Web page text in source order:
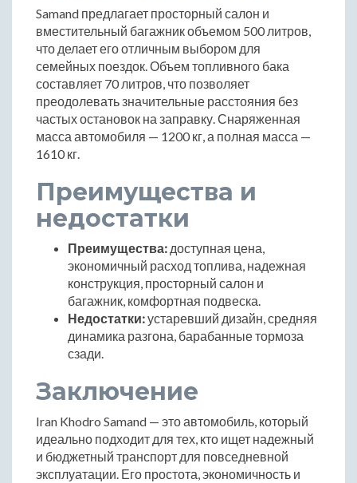
Samand предлагает просторный салон и
вместительный багажник объемом 500 литров,
что делает его отличным выбором для
семейных поездок. Объем топливного бака
составляет 70 литров, что позволяет
преодолевать значительные расстояния без
частых остановок на заправку. Снаряженная
масса автомобиля — 1200 кг, а полная масса —
1610 кг.
Преимущества и
недостатки
Преимущества: доступная цена,
экономичный расход топлива, надежная
конструкция, просторный салон и
багажник, комфортная подвеска.
Недостатки:устаревший дизайн, средняя
динамика разгона, барабанные тормоза
сзади.
Заключение
Iran Khodro Samand — это автомобиль, который
идеально подходит для тех, кто ищет надежный
и бюджетный транспорт для повседневной
эксплуатации. Его простота, экономичность и